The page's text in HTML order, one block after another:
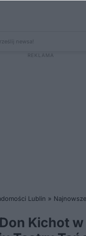
newsa!
Lublin » Najnowsze
Kichot w